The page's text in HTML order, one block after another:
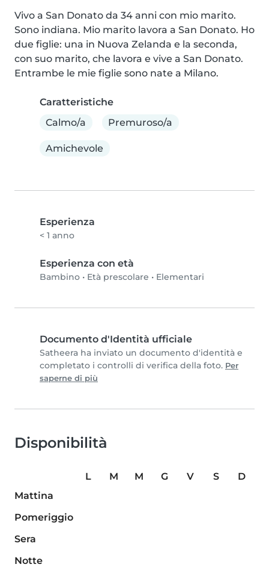
Vivo a San Donato da 34 anni con mio marito.
Sono indiana. Mio marito lavora a San Donato. Ho
due figlie: una in Nuova Zelanda e la seconda,
con suo marito, che lavora e vive a San Donato.
Entrambe le mie figlie sono nate a Milano.
Caratteristiche
Calmo/a
Premuroso/a
Amichevole
Esperienza
< 1 anno
Esperienza con età
Bambino • Età prescolare • Elementari
Documento d'Identità ufficiale
Satheera ha inviato un documento d'identità e
completato i controlli di verifica della foto. Per
saperne di più
Disponibilità
L M M G V S
D
Mattina
Pomeriggio
Sera
Notte